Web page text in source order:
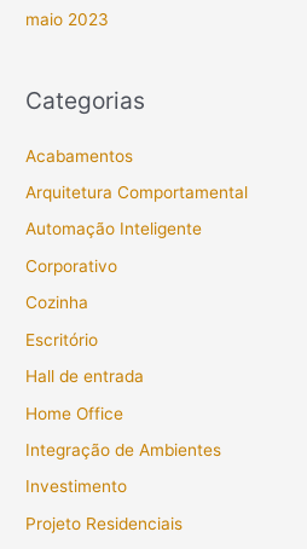
maio 2023
Categorias
Acabamentos
Arquitetura Comportamental
Automação Inteligente
Corporativo
Cozinha
Escritório
Hall de entrada
Home Office
Integração de Ambientes
Investimento
Projeto Residenciais